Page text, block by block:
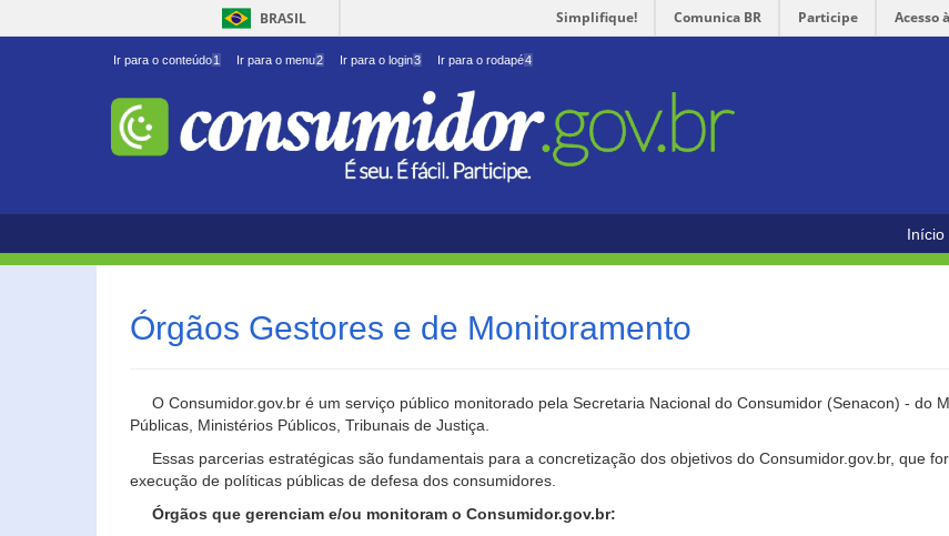
BRASIL Simplifique! Comunica BR Participe Acesso
Ir para o conteúdo1 Ir para o menu2 Ir para o login3 Ir para o rodapé4
Início
Órgãos Gestores e de Monitoramento
O Consumidor.gov.br é um serviço público monitorado pela Secretaria Nacional do Consumidor (Senacon) - do
Públicas, Ministérios Públicos, Tribunais de Justiça.
Essas parcerias estratégicas são fundamentais para a concretização dos objetivos do Consumidor.gov.br, que
execução de políticas públicas de defesa dos consumidores.
Órgãos que gerenciam e/ou monitoram o Consumidor.gov.br: